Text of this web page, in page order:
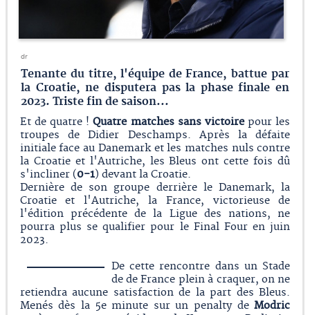
dr
Tenante du titre, l'équipe de France, battue par
la Croatie, ne disputera pas la phase finale en
2023. Triste fin de saison...
Et de quatre !Quatre matches sans victoirepour les
troupes de Didier Deschamps. Après la défaite
initiale face au Danemark et les matches nuls contre
la Croatie et l'Autriche, les Bleus ont cette fois dû
s'incliner (0-1) devant la Croatie.
Dernière de son groupe derrière le Danemark, la
Croatie et l'Autriche, la France, victorieuse de
l'édition précédente de la Ligue des nations, ne
pourra plus se qualifier pour le Final Four en juin
2023.
De cette rencontre dans un Stade
de de France plein à craquer, on ne
retiendra aucune satisfaction de la part des Bleus.
Menés dès la 5e minute sur un penalty deModric